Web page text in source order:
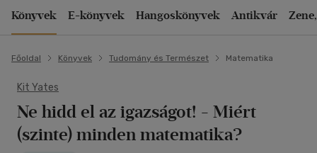
Könyvek E-könyvek Hangoskönyvek Antikvár
Főoldal Könyvek Tudomány és Természet Matematika
Kit Yates
Ne hidd el az igazságot! - Miért
(szinte) minden matematika?